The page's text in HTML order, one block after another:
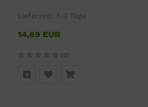
Lieferzeit: 1-3 Tage
14,69 EUR
(0)